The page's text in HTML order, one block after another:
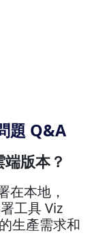
題 Q&A
版本？
在本地，
工具 Viz
生產需求和